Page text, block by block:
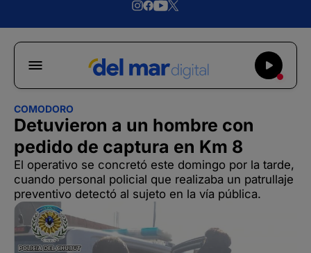
COMODORO
Detuvieron a un hombre con
pedido de captura en Km 8
El operativo se concretó este domingo por la tarde,
cuando personal policial que realizaba un patrullaje
preventivo detectó al sujeto en la vía pública.